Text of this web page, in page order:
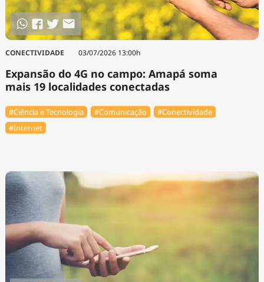
CONECTIVIDADE 03/07/2026 13:00h
Expansão do 4G no campo: Amapá soma
mais 19 localidades conectadas
#Ciência e Tecnologia #Comunicação
#Conectividade
#Internet